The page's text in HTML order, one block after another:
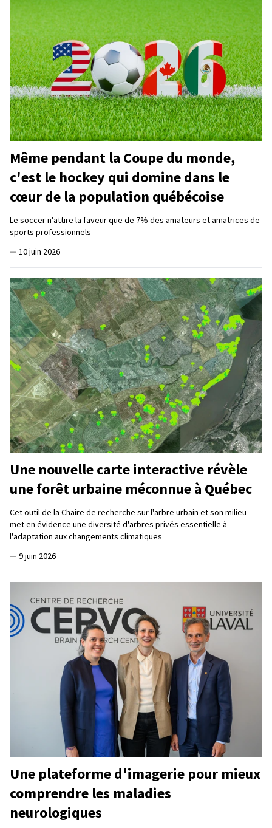
Même pendant la Coupe du monde,
c'est le hockey qui domine dans le
cœur de la population québécoise
Le soccer n'attire la faveur que de 7% des amateurs et amatrices de
sports professionnels
— 10 juin 2026
Une nouvelle carte interactive révèle
une forêt urbaine méconnue à Québec
Cet outil de la Chaire de recherche sur l'arbre urbain et son milieu
met en évidence une diversité d'arbres privés essentielle à
l'adaptation aux changements climatiques
— 9 juin 2026
Une plateforme d'imagerie pour mieux
comprendre les maladies
neurologiques